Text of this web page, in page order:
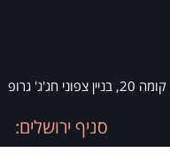
סניף ירושלים: